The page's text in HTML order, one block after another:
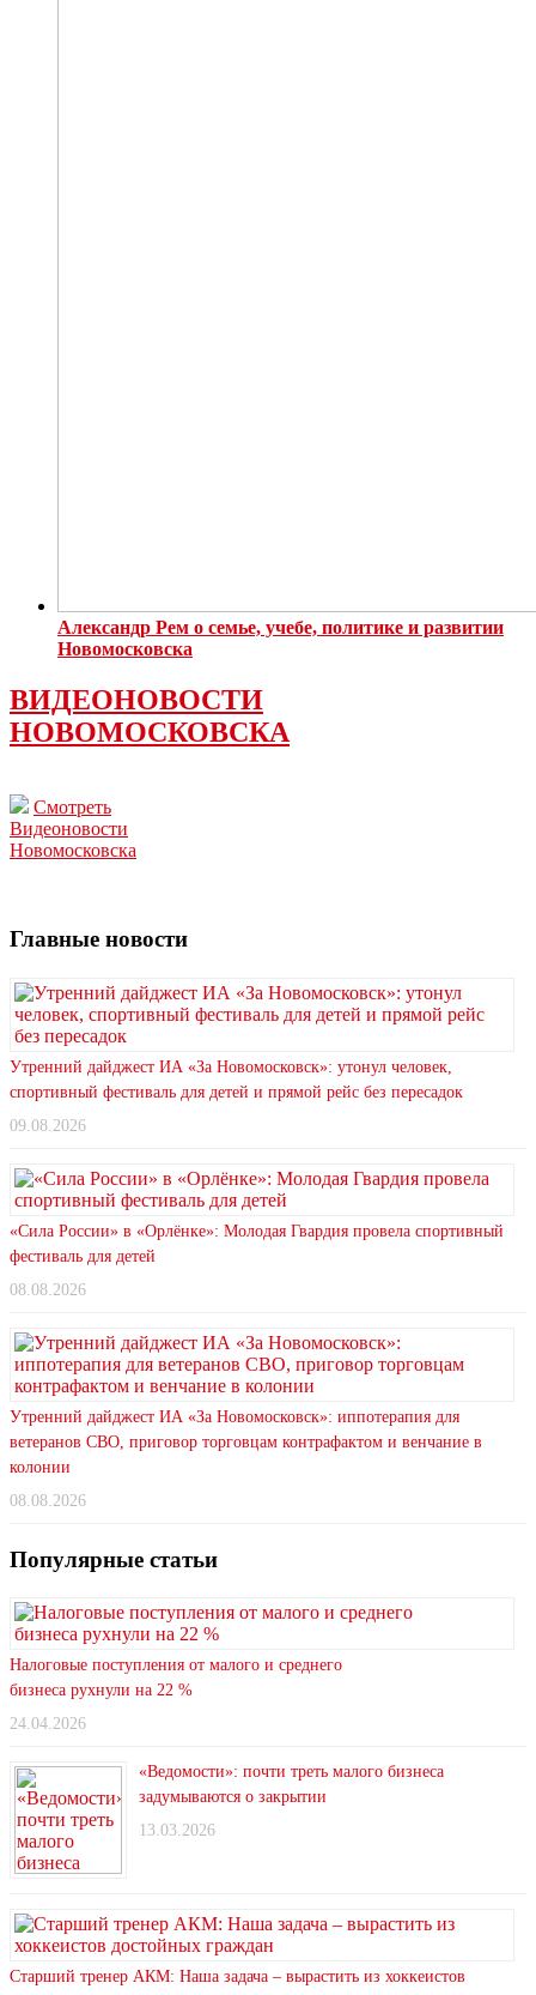
Александр Рем о семье, учебе, политике и развитии
Новомосковска
ВИДЕОНОВОСТИ
НОВОМОСКОВСКА
Смотреть
Видеоновости
Новомосковска
Главные новости
Утренний дайджест ИА «За Новомосковск»: утонул человек,
спортивный фестиваль для детей и прямой рейс без пересадок
09.08.2026
«Сила России» в «Орлёнке»: Молодая Гвардия провела спортивный
фестиваль для детей
08.08.2026
Утренний дайджест ИА «За Новомосковск»: иппотерапия для
ветеранов СВО, приговор торговцам контрафактом и венчание в
колонии
08.08.2026
Популярные статьи
Налоговые поступления от малого и среднего
бизнеса рухнули на 22 %
24.04.2026
«Ведомости»: почти треть малого бизнеса
задумываются о закрытии
13.03.2026
Старший тренер АКМ: Наша задача – вырастить из хоккеистов